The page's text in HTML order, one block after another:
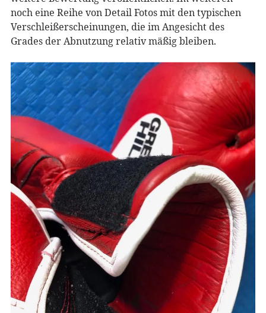
noch eine Reihe von Detail Fotos mit den typischen
Verschleißerscheinungen, die im Angesicht des
Grades der Abnutzung relativ mäßig bleiben.